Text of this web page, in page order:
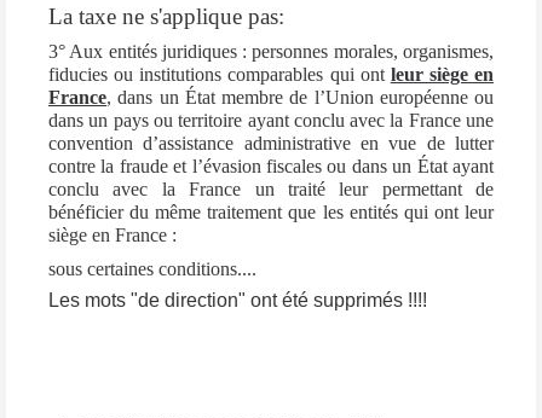
La taxe ne s'applique pas:
3° Aux entités juridiques : personnes morales, organismes,
fiducies ou institutions comparables qui ont leur siège en
France, dans un État membre de l’Union européenne ou
dans un pays ou territoire ayant conclu avec la France une
convention d’assistance administrative en vue de lutter
contre la fraude et l’évasion fiscales ou dans un État ayant
conclu avec la France un traité leur permettant de
bénéficier du même traitement que les entités qui ont leur
siège en France :
sous certaines conditions....
Les mots "de direction" ont été supprimés !!!!